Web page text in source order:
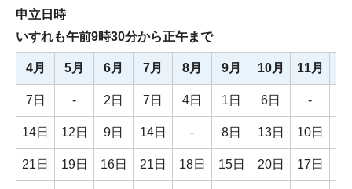
申立日時
いすれも午前9時30分から正午まで
4月 5月 6月 7月 8月 9月 10月 11月
7日 - 2日 7日 4日 1日 6日 -
14日 12日 9日 14日 - 8日 13日 10日
21日 19日 16日 21日 18日 15日 20日 17日